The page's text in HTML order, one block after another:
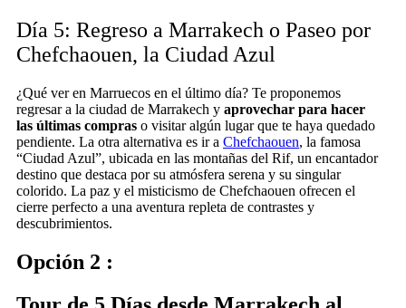
Día 5: Regreso a Marrakech o Paseo por
Chefchaouen, la Ciudad Azul
¿Qué ver en Marruecos en el último día? Te proponemos
regresar a la ciudad de Marrakech y aprovechar para hacer
las últimas compras o visitar algún lugar que te haya quedado
pendiente. La otra alternativa es ir a Chefchaouen, la famosa
“Ciudad Azul”, ubicada en las montañas del Rif, un encantador
destino que destaca por su atmósfera serena y su singular
colorido. La paz y el misticismo de Chefchaouen ofrecen el
cierre perfecto a una aventura repleta de contrastes y
descubrimientos.
Opción 2 :